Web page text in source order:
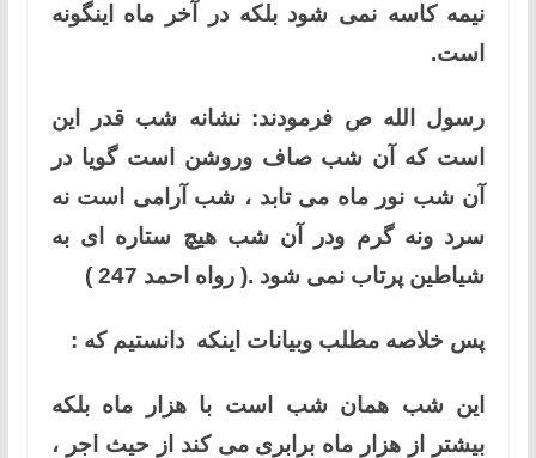
نیمه کاسه نمی شود بلکه در آخر ماه اینگونه
است.
رسول الله ص فرمودند: نشانه شب قدر این
است که آن شب صاف وروشن است گویا در
آن شب نور ماه می تابد ، شب آرامی است نه
سرد ونه گرم ودر آن شب هیچ ستاره ای به
شیاطین پرتاب نمی شود .( رواه احمد 247 )
پس خلاصه مطلب وبیانات اینکه دانستیم که :
این شب همان شب است با هزار ماه بلکه
بیشتر از هزار ماه برابری می کند از حیث اجر ،